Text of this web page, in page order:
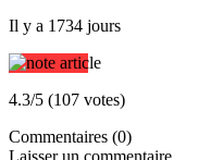
Il y a 1734 jours
4.3/5 (107 votes)
Commentaires (0)